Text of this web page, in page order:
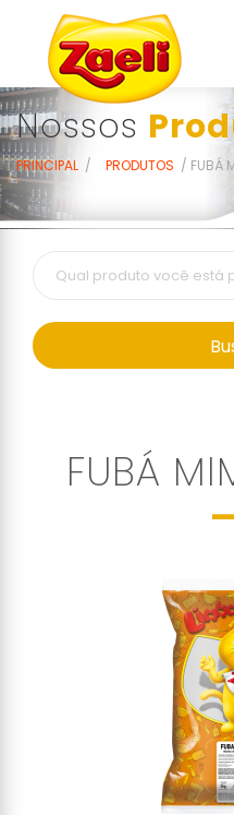
Nossos
PRINCIPAL PRODUTOS FUBÁ
FUBÁ